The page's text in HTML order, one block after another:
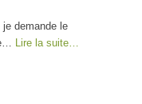
je demande le
Lire la suite…